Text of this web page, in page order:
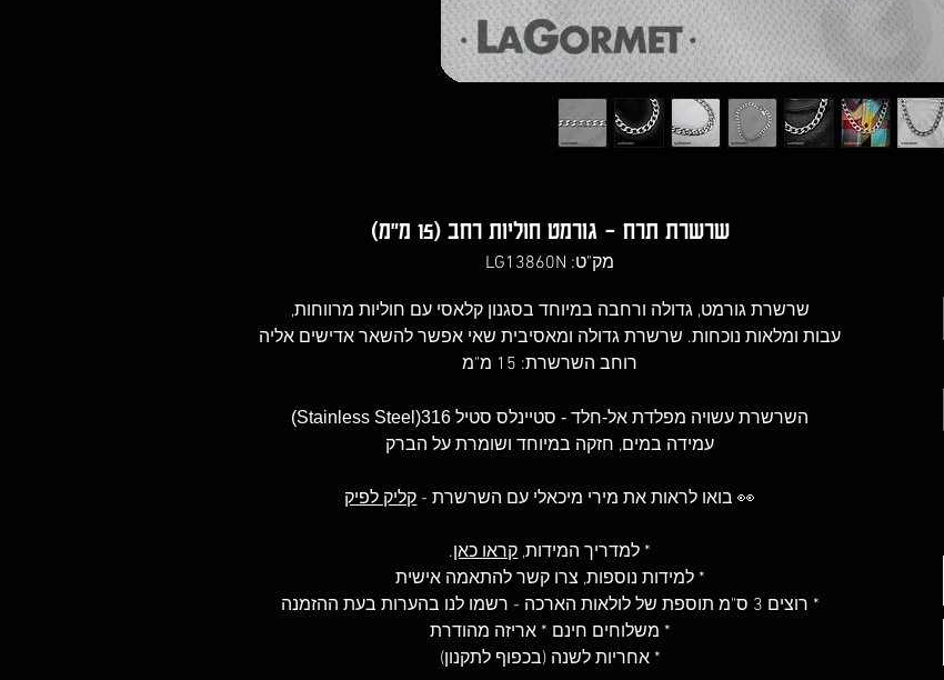
שרשרת תרח - גורמט חוליות רחב (15 מ"מ)
מק"ט: LG13860N
שרשרת גורמט, גדולה ורחבה במיוחד בסגנון קלאסי עם חוליות מרווחות,
עבות ומלאות נוכחות. שרשרת גדולה ומאסיבית שאי אפשר להשאר אדישים אליה
רוחב השרשרת: 15 מ"מ
השרשרת עשויה מפלדת אל-חלד - סטיינלס סטיל 316(Stainless Steel)
עמידה במים, חזקה במיוחד ושומרת על הברק
👀 בואו לראות את מירי מיכאלי עם השרשרת -קליק לפיק
* למדריך המידות,קראו כאן.
* למידות נוספות, צרו קשר להתאמה אישית
* רוצים 3 ס"מ תוספת של לולאות הארכה - רשמו לנו בהערות בעת ההזמנה
* משלוחים חינם * אריזה מהודרת
* אחריות לשנה (בכפוף לתקנון)